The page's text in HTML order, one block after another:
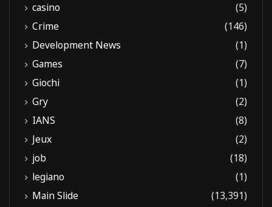
casino
(5)
Crime
(146)
Development News
(1)
Games
(7)
Giochi
(1)
Gry
(2)
IANS
(8)
Jeux
(2)
job
(18)
legiano
(1)
Main Slide
(13,391)